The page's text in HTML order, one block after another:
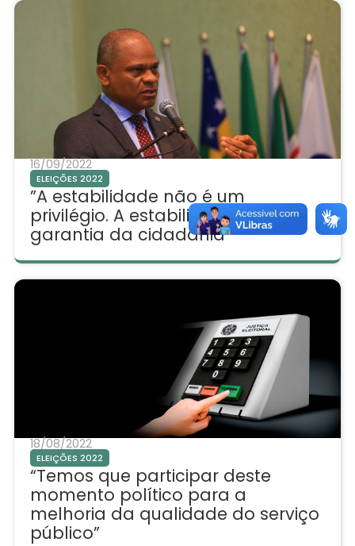
16/09/2022
ELEIÇÕES 2022
”A estabilidade não é um
privilégio. A estabilidade é uma
garantia da cidadania”
18/08/2022
ELEIÇÕES 2022
“Temos que participar deste
momento político para a
melhoria da qualidade do serviço
público”